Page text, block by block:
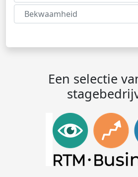
Bekwaamheid
Een selectie